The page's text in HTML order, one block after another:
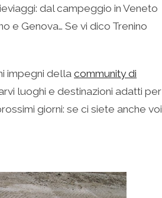
dal campeggio in Veneto
e Genova… Se vi dico Trenino
impegni della community di
luoghi e destinazioni adatti per
giorni: se ci siete anche voi